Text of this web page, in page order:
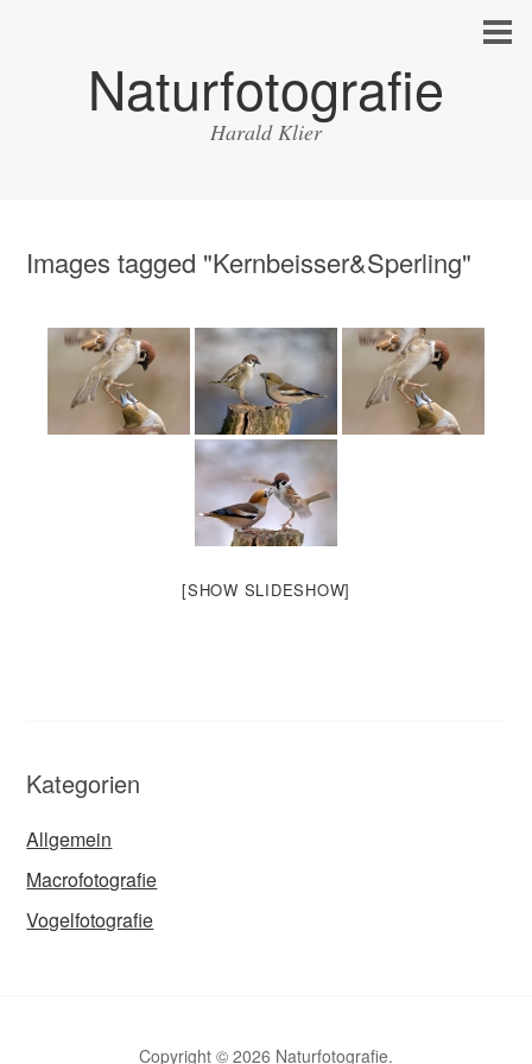
Naturfotografie
Harald Klier
Images tagged "Kernbeisser&Sperling"
[SHOW SLIDESHOW]
Kategorien
Allgemein
Macrofotografie
Vogelfotografie
Copyright © 2026 Naturfotografie.